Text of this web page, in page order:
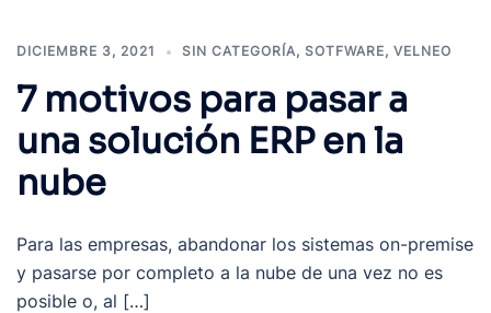
DICIEMBRE 3, 2021 SIN CATEGORÍA, SOTFWARE, VELNEO
7 motivos para pasar a
una solución ERP en la
nube
Para las empresas, abandonar los sistemas on-premise
y pasarse por completo a la nube de una vez no es
posible o, al […]